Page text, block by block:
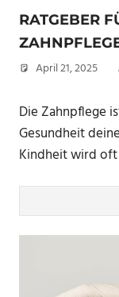
RATGEBER
April 21, 2025
Die Zahnpflege
Gesundheit
Kindheit wird